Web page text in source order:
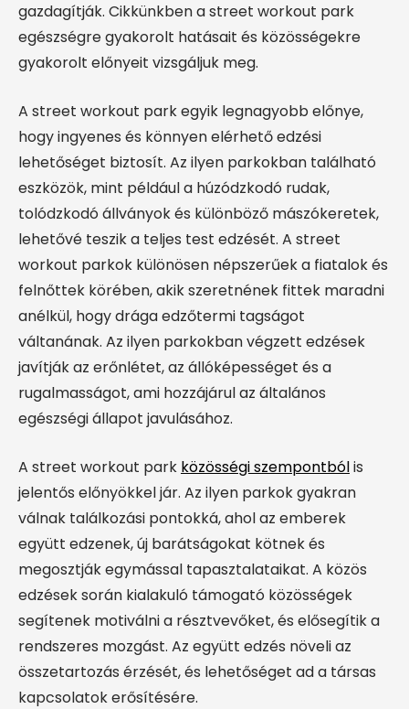
gazdagítják. Cikkünkben a street workout park
egészségre gyakorolt hatásait és közösségekre
gyakorolt előnyeit vizsgáljuk meg.
A street workout park egyik legnagyobb előnye,
hogy ingyenes és könnyen elérhető edzési
lehetőséget biztosít. Az ilyen parkokban található
eszközök, mint például a húzódzkodó rudak,
tolódzkodó állványok és különböző mászókeretek,
lehetővé teszik a teljes test edzését. A street
workout parkok különösen népszerűek a fiatalok és
felnőttek körében, akik szeretnének fittek maradni
anélkül, hogy drága edzőtermi tagságot
váltanának. Az ilyen parkokban végzett edzések
javítják az erőnlétet, az állóképességet és a
rugalmasságot, ami hozzájárul az általános
egészségi állapot javulásához.
A street workout park közösségi szempontbólis
jelentős előnyökkel jár. Az ilyen parkok gyakran
válnak találkozási pontokká, ahol az emberek
együtt edzenek, új barátságokat kötnek és
megosztják egymással tapasztalataikat. A közös
edzések során kialakuló támogató közösségek
segítenek motiválni a résztvevőket, és elősegítik a
rendszeres mozgást. Az együtt edzés növeli az
összetartozás érzését, és lehetőséget ad a társas
kapcsolatok erősítésére.